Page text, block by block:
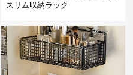
スリム収納ラック